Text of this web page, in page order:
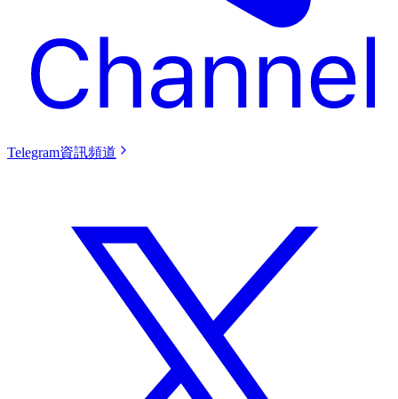
Telegram資訊頻道